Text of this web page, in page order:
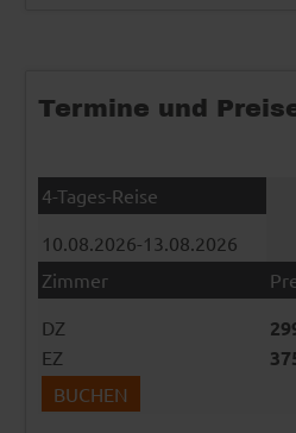
Termine und
10.08.2026-13.08.2026
DZ
EZ
BUCHEN